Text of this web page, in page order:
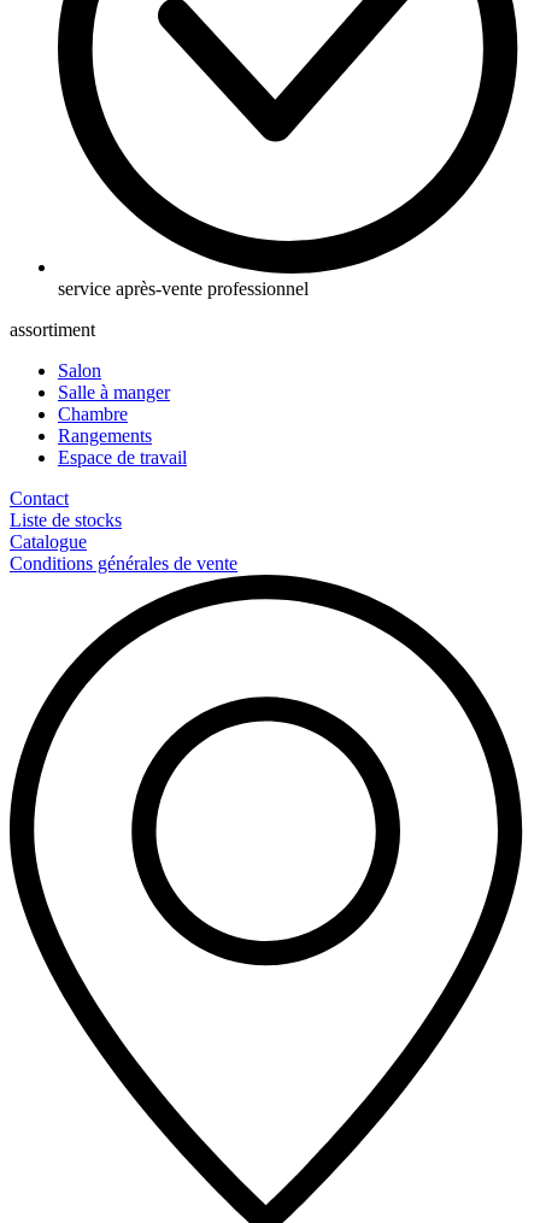
service après-vente professionnel
assortiment
Salon
Salle à manger
Chambre
Rangements
Espace de travail
Contact
Liste de stocks
Catalogue
Conditions générales de vente